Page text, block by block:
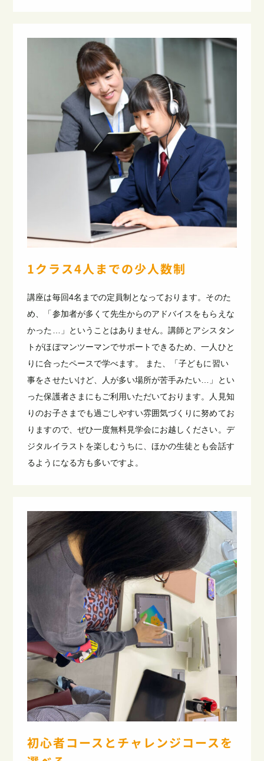
1クラス4人までの少人数制
講座は毎回4名までの定員制となっております。そのた
め、「参加者が多くて先生からのアドバイスをもらえな
かった…」ということはありません。講師とアシスタン
トがほぼマンツーマンでサポートできるため、一人ひと
りに合ったペースで学べます。 また、「子どもに習い
事をさせたいけど、人が多い場所が苦手みたい…」とい
った保護者さまにもご利用いただいております。人見知
りのお子さまでも過ごしやすい雰囲気づくりに努めてお
りますので、ぜひ一度無料見学会にお越しください。デ
ジタルイラストを楽しむうちに、ほかの生徒とも会話す
るようになる方も多いですよ。
初心者コースとチャレンジコースを